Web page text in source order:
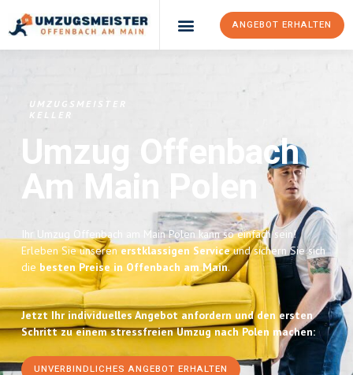
ANGEBOT ERHALTEN
UMZUGSMEISTER
KELLER
Umzug Offenbach
Am Main Polen
Ihr Umzug Offenbach am Main Polen kann so einfach sein!
Erleben Sie unserenerstklassigen Serviceund sichern Sie sich
die besten Preise in Offenbach am Main.
Jetzt Ihr individuelles Angebot anfordern und den ersten
Schritt zu einem stressfreien Umzug nach Polen machen:
UNVERBINDLICHES ANGEBOT ERHALTEN